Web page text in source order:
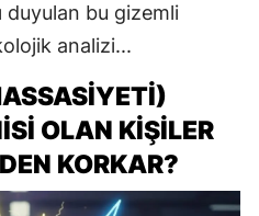
duyulan bu gizemli
analizi...
OLAN KIŞILER
KORKAR?